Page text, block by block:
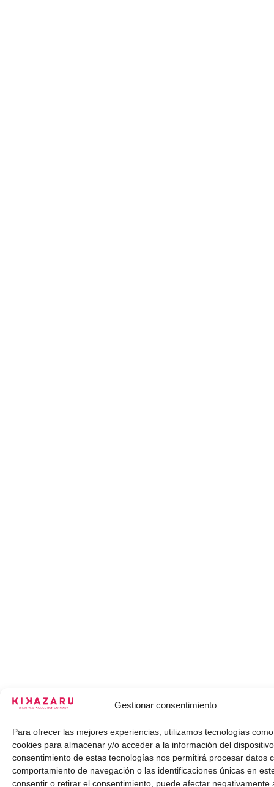
Gestionar consentimiento
Para ofrecer las mejores experiencias, utilizamos tecnologías
cookies para almacenar y/o acceder a la información del
consentimiento de estas tecnologías nos permitirá procesar datos
comportamiento de navegación o las identificaciones únicas en
consentir o retirar el consentimiento, puede afectar negativamente